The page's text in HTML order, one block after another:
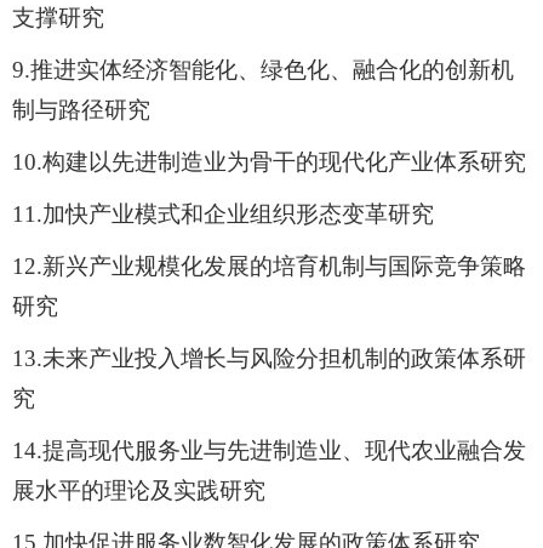
支撑研究
9.推进实体经济智能化、绿色化、融合化的创新机
制与路径研究
10.构建以先进制造业为骨干的现代化产业体系研究
11.加快产业模式和企业组织形态变革研究
12.新兴产业规模化发展的培育机制与国际竞争策略
研究
13.未来产业投入增长与风险分担机制的政策体系研
究
14.提高现代服务业与先进制造业、现代农业融合发
展水平的理论及实践研究
15. 加快促进服务业数智化发展的政策体系研究